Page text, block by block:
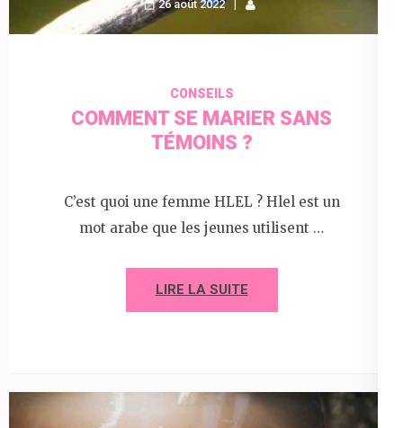
26 août 2022
CONSEILS
COMMENT SE MARIER SANS
TÉMOINS ?
C’est quoi une femme HLEL ? Hlel est un
mot arabe que les jeunes utilisent …
LIRE LA SUITE